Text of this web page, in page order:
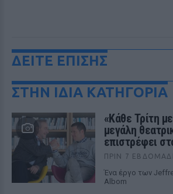
ΔΕΙΤΕ ΕΠΙΣΗΣ
ΣΤΗΝ ΙΔΙΑ ΚΑΤΗΓΟΡΙΑ
«Κάθε Τρίτη
μεγάλη
επιστρέφει
ΠΡΙΝ 7
Ένα έργο των
Albom